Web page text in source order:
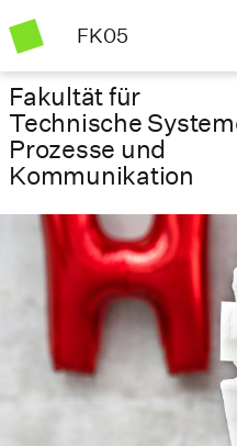
FK05
Fakultät für
Technische
Prozesse und
Kommunikation